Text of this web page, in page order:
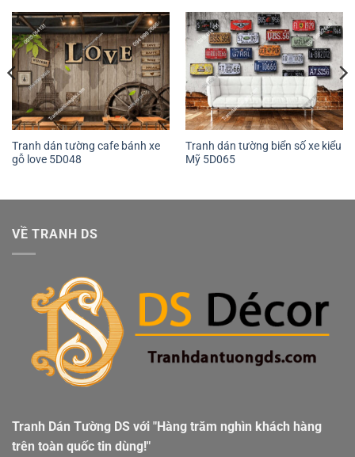
Tranh dán tường cafe bánh xe
gỗ love 5D048
Tranh dán tường biển số xe kiểu
Mỹ 5D065
VỀ TRANH DS
Tranh Dán Tường DS với "Hàng trăm nghìn khách hàng
trên toàn quốc tin dùng!"